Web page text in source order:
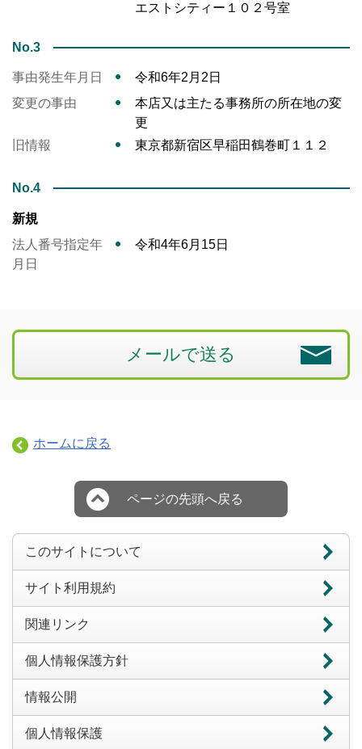
エストシティー１０２号室
No.3
事由発生年月日
令和6年2月2日
変更の事由
本店又は主たる事務所の所在地の変
更
旧情報
東京都新宿区早稲田鶴巻町１１２
No.4
新規
法人番号指定年
月日
令和4年6月15日
メールで送る
ホームに戻る
ページの先頭へ戻る
このサイトについて
サイト利用規約
関連リンク
個人情報保護方針
情報公開
個人情報保護